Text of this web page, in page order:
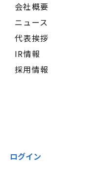
会社概要
ニュース
代表挨拶
IR情報
採用情報
ログイン